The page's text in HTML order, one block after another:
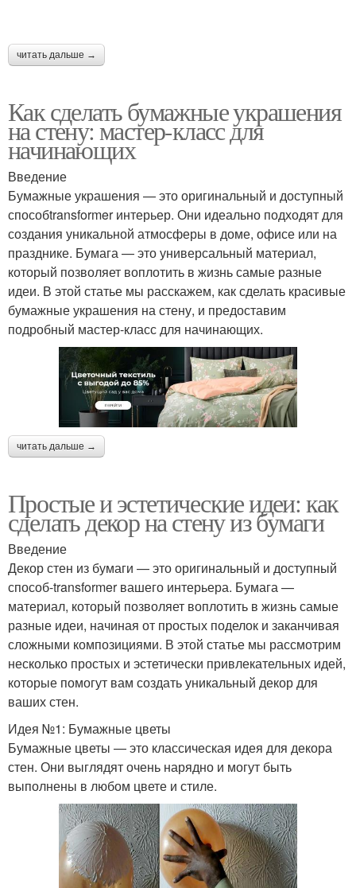
читать дальше →
Как сделать бумажные украшения
на стену: мастер-класс для
начинающих
Введение
Бумажные украшения — это оригинальный и доступный
способtransformer интерьер. Они идеально подходят для
создания уникальной атмосферы в доме, офисе или на
празднике. Бумага — это универсальный материал,
который позволяет воплотить в жизнь самые разные
идеи. В этой статье мы расскажем, как сделать красивые
бумажные украшения на стену, и предоставим
подробный мастер-класс для начинающих.
читать дальше →
Простые и эстетические идеи: как
сделать декор на стену из бумаги
Введение
Декор стен из бумаги — это оригинальный и доступный
способ-transformer вашего интерьера. Бумага —
материал, который позволяет воплотить в жизнь самые
разные идеи, начиная от простых поделок и заканчивая
сложными композициями. В этой статье мы рассмотрим
несколько простых и эстетически привлекательных идей,
которые помогут вам создать уникальный декор для
ваших стен.
Идея №1: Бумажные цветы
Бумажные цветы — это классическая идея для декора
стен. Они выглядят очень нарядно и могут быть
выполнены в любом цвете и стиле.